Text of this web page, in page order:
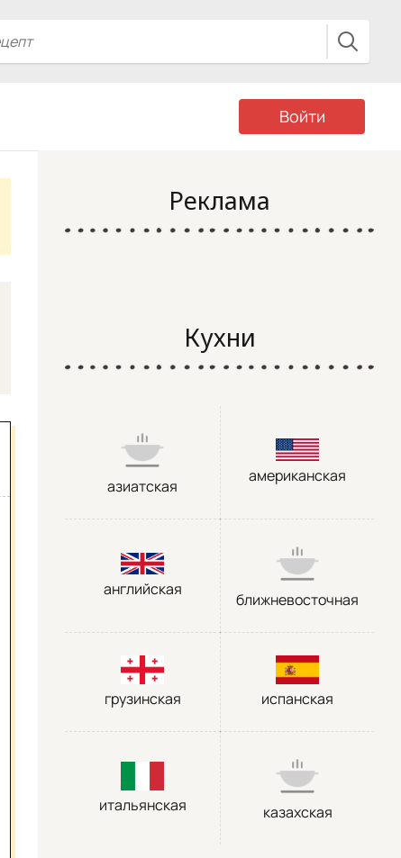
Войти
Реклама
Кухни
азиатская
американская
английская
ближневосточная
грузинская испанская
итальянская казахская